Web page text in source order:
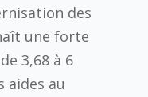
des
une forte
3,68 à 6
aides au